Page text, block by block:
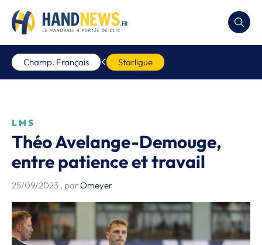
Champ. Français Starligue
LMS
Théo Avelange-Demouge,
entre patience et travail
25/09/2023 , parOmeyer